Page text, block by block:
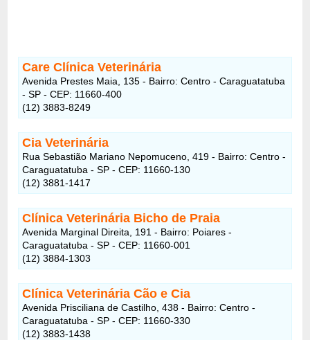
Care Clínica Veterinária
Avenida Prestes Maia, 135 - Bairro: Centro - Caraguatatuba
- SP - CEP: 11660-400
(12) 3883-8249
Cia Veterinária
Rua Sebastião Mariano Nepomuceno, 419 - Bairro: Centro -
Caraguatatuba - SP - CEP: 11660-130
(12) 3881-1417
Clínica Veterinária Bicho de Praia
Avenida Marginal Direita, 191 - Bairro: Poiares -
Caraguatatuba - SP - CEP: 11660-001
(12) 3884-1303
Clínica Veterinária Cão e Cia
Avenida Prisciliana de Castilho, 438 - Bairro: Centro -
Caraguatatuba - SP - CEP: 11660-330
(12) 3883-1438